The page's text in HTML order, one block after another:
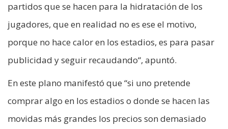
partidos que se hacen para la hidratación de los
jugadores, que en realidad no es ese el motivo,
porque no hace calor en los estadios, es para pasar
publicidad y seguir recaudando“, apuntó.
En este plano manifestó que “si uno pretende
comprar algo en los estadios o donde se hacen las
movidas más grandes los precios son demasiado